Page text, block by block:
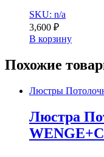
SKU: n/a
3,600 ₽
В корзину
Похожие
Люстры
Люстра